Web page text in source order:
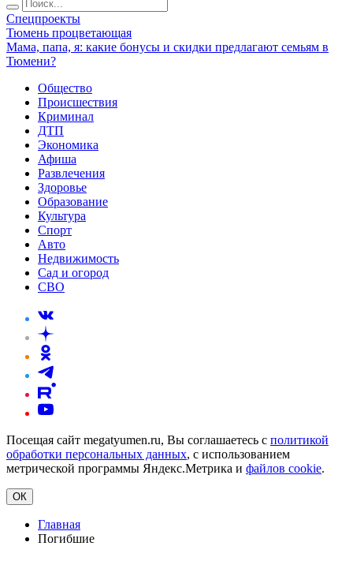
Спецпроекты
Тюмень процветающая
Мама, папа, я: какие бонусы и скидки предлагают семьям в
Тюмени?
Общество
Происшествия
Криминал
ДТП
Экономика
Афиша
Развлечения
Здоровье
Образование
Культура
Спорт
Авто
Недвижимость
Сад и огород
СВО
Посещая сайт megatyumen.ru, Вы соглашаетесь с политикой
обработки персональных данных, с использованием
метрической программы Яндекс.Метрика и файлов cookie.
ОК
Главная
Погибшие